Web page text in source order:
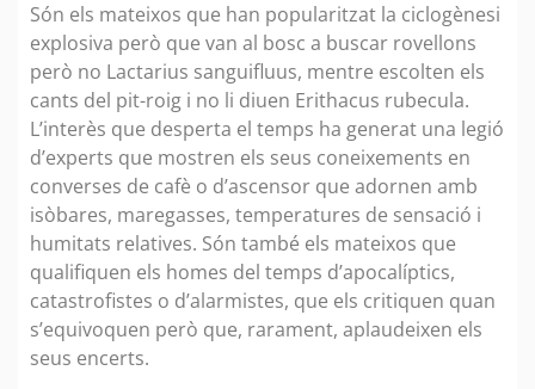
Són els mateixos que han popularitzat la ciclogènesi
explosiva però que van al bosc a buscar rovellons
però no Lactarius sanguifluus, mentre escolten els
cants del pit-roig i no li diuen Erithacus rubecula.
L’interès que desperta el temps ha generat una legió
d’experts que mostren els seus coneixements en
converses de cafè o d’ascensor que adornen amb
isòbares, maregasses, temperatures de sensació i
humitats relatives. Són també els mateixos que
qualifiquen els homes del temps d’apocalíptics,
catastrofistes o d’alarmistes, que els critiquen quan
s’equivoquen però que, rarament, aplaudeixen els
seus encerts.